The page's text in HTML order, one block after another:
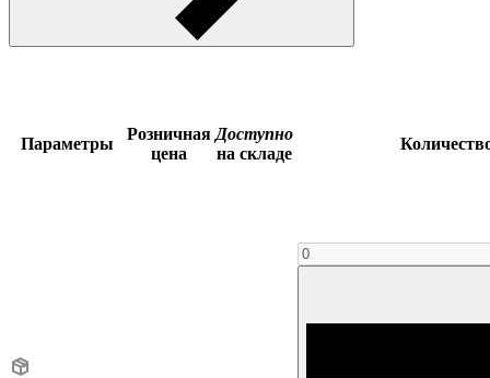
Параметры
Розничная
цена
Доступно
на складе